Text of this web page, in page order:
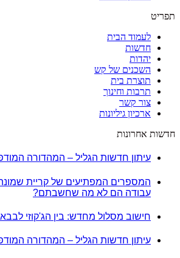
תפריט
לעמוד הבית
חדשות
יהדות
השכנים של קש
תוצרת בית
תרבות וחינוך
צור קשר
ארכיון גיליונות
חדשות אחרונות
עיתון חדשות הגליל – המהדורה המודפסת
עבודה הם לא מה שחשבתם?
חישוב מסלול מחדש: בין הג'קוזי
עיתון חדשות הגליל – המהדורה המודפסת